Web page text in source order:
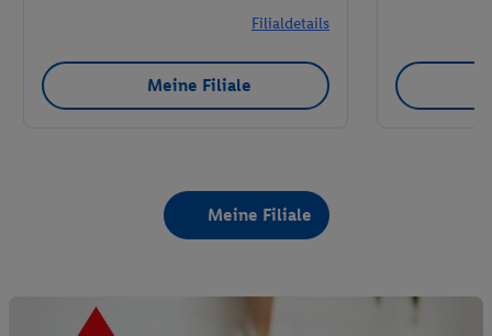
Filialdetails
Meine Filiale
Meine Filiale